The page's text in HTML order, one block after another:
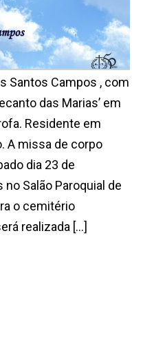
Santos Campos , com
das Marias’ em
Residente em
A missa de corpo
dia 23 de
Salão Paroquial de
o cemitério
realizada […]